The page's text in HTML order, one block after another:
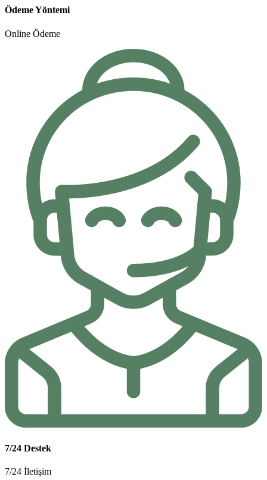
Ödeme Yöntemi
Online Ödeme
7/24 Destek
7/24 İletişim